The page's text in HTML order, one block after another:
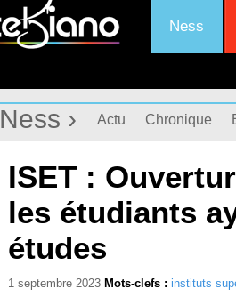
Ness
Ness › Actu Chronique
ISET :
les étudiants
études
1 septembre 2023 Mots-clefs : instituts